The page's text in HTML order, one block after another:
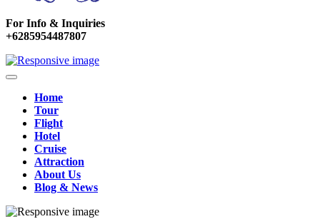
For Info & Inquiries
+6285954487807
Home
Tour
Flight
Hotel
Cruise
Attraction
About Us
Blog & News